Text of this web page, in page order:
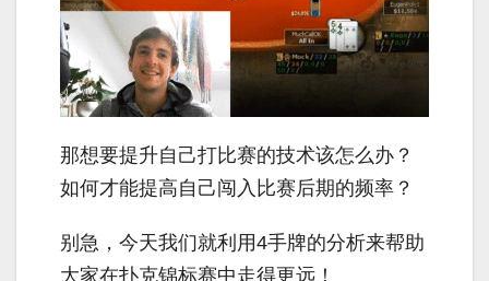
那想要提升自己打比赛的技术该怎么办？
如何才能提高自己闯入比赛后期的频率？
别急，今天我们就利用4手牌的分析来帮助
大家在扑克锦标赛中走得更远！